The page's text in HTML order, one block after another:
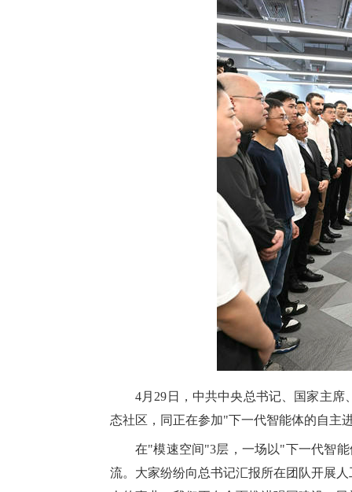
4月29日，中共中央总书记、国家主
态社区，同正在参加"下一代智能体的自主
在"模速空间"3层，一场以"下一代智
流。大家纷纷向总书记汇报所在团队开展